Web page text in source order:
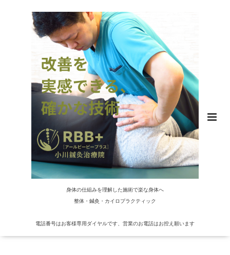
身体の仕組みを理解した施術で楽な身体へ
整体・鍼灸・カイロプラクティック
電話番号はお客様専用ダイヤルです、営業のお電話はお控え願います